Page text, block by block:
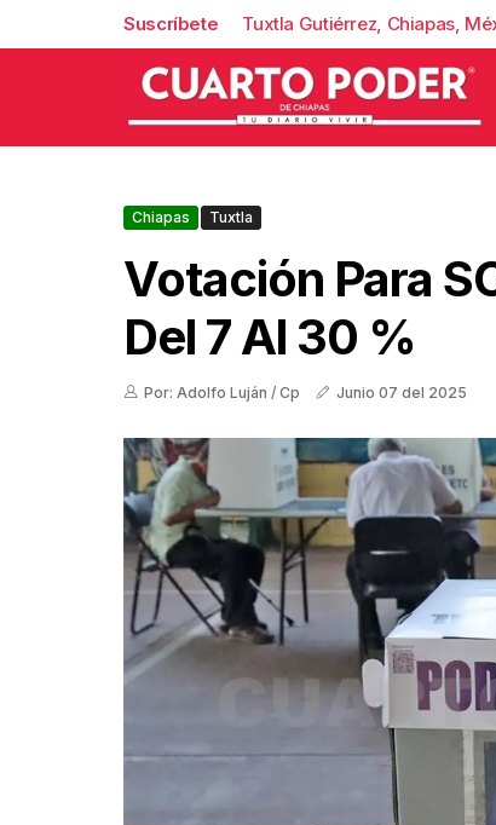
Suscríbete Tuxtla Gutiérrez, Chiapas,
Chiapas Tuxtla
Votación Para
Del 7 Al 30 %
Por: Adolfo Luján / Cp Junio 07 del 2025